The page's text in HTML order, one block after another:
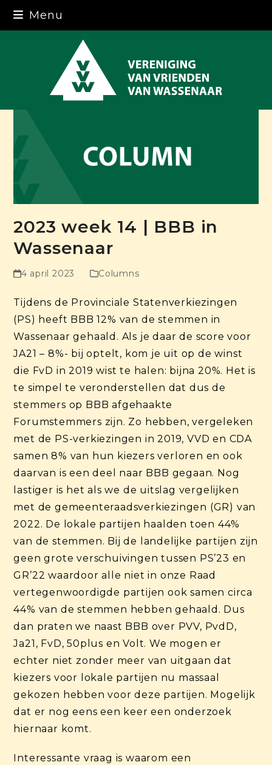
Skip
Menu
2023 week 14 | BBB in
Wassenaar
4 april 2023 Columns
Tijdens de Provinciale Statenverkiezingen
(PS) heeft BBB 12% van de stemmen in
Wassenaar gehaald. Als je daar de score voor
JA21 – 8%- bij optelt, kom je uit op de winst
die FvD in 2019 wist te halen: bijna 20%. Het is
te simpel te veronderstellen dat dus de
stemmers op BBB afgehaakte
Forumstemmers zijn. Zo hebben, vergeleken
met de PS-verkiezingen in 2019, VVD en CDA
samen 8% van hun kiezers verloren en ook
daarvan is een deel naar BBB gegaan. Nog
lastiger is het als we de uitslag vergelijken
met de gemeenteraadsverkiezingen (GR) van
2022. De lokale partijen haalden toen 44%
van de stemmen. Bij de landelijke partijen zijn
geen grote verschuivingen tussen PS’23 en
GR’22 waardoor alle niet in onze Raad
vertegenwoordigde partijen ook samen circa
44% van de stemmen hebben gehaald. Dus
dan praten we naast BBB over PVV, PvdD,
Ja21, FvD, 50plus en Volt. We mogen er
echter niet zonder meer van uitgaan dat
kiezers voor lokale partijen nu massaal
gekozen hebben voor deze partijen. Mogelijk
dat er nog eens een keer een onderzoek
hiernaar komt.
Interessante vraag is waarom een